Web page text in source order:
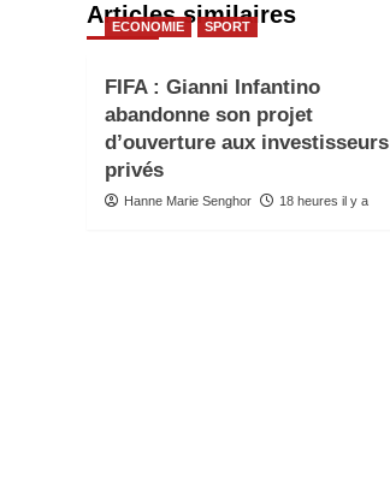
Articles similaires
ECONOMIE SPORT
FIFA : Gianni Infantino
abandonne son projet
d’ouverture aux investisseurs
privés
Hanne Marie Senghor 18 heures il y a